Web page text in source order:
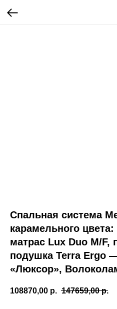
Спальная система
карамельного
матрас Lux Duo M/F,
подушка Terra Ergo
«Люксор»,
108870,00 р. 147659,00 р.